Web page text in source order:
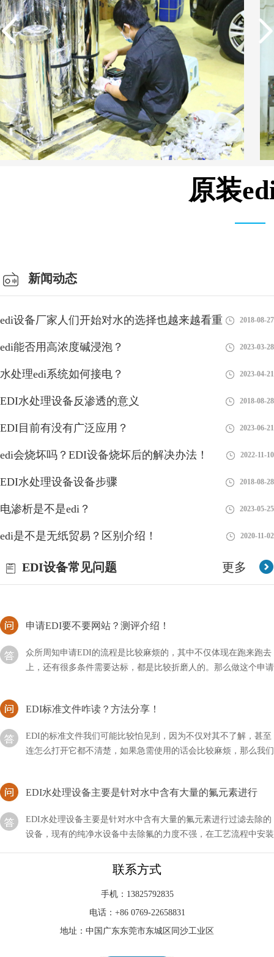
原装
新闻动态
edi设备厂家人们开始对水的选择也越来越看重 2018-08-27
edi能否用高浓度碱浸泡？ 2023-03-28
水处理edi系统如何接电？ 2023-04-21
EDI水处理设备反渗透的意义 2018-08-28
EDI目前有没有广泛应用？ 2023-06-21
edi会烧坏吗？EDI设备烧坏后的解决办法！ 2022-11-10
EDI水处理设备设备步骤 2018-08-28
电渗析是不是edi？ 2023-05-25
edi是不是无纸贸易？区别介绍！ 2020-11-02
更多
EDI设备常见问题
可以发现就这么拆的比较麻烦，所以需要掌握一定的技巧，到底应
Svec和S. D. Kincaid于1977年在美国发明的。他们在Dow Chemical
公司的
上，还有很多条件需要达标，都是比较折磨人的。那么做这个申请
要不要网站测评呢？
连怎么打开它都不清楚，如果急需使用的话会比较麻烦，那么我们
应该咱读这类文件呢？
设备，现有的纯净水设备中去除氟的力度不强，在工艺流程中安装
除氟设备，即可清除干净水中的氟
个整体的环境，由许许多多的系统及用户所组成，那么其中的通信
方式主要有哪几种？
联系方式
手机：13825792835
电话：+86 0769-22658831
地址：中国广东东莞市东城区同沙工业区